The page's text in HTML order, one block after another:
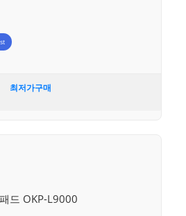
최저가구매
드 OKP-L9000